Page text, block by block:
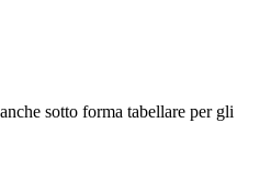
sotto forma tabellare per gli